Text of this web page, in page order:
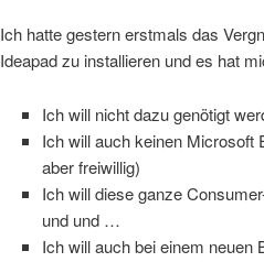
Ich hatte gestern erstmals das
Ideapad zu installieren und es hat
Ich will nicht dazu genötigt
Ich will auch keinen Microsoft
aber freiwillig)
Ich will diese ganze
und und …
Ich will auch bei einem